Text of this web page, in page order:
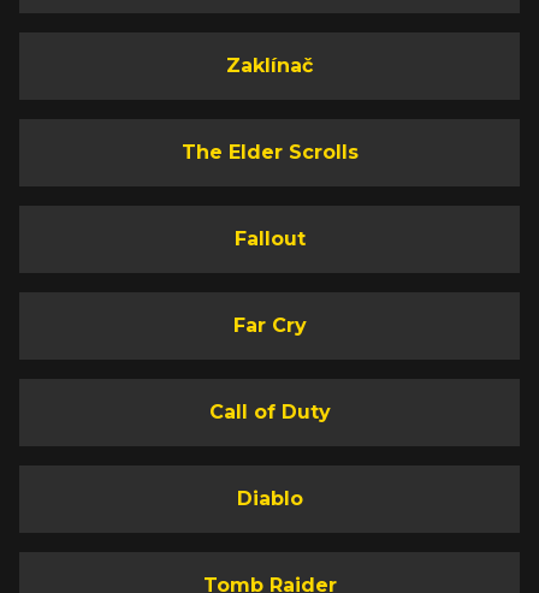
Zaklínač
The Elder Scrolls
Fallout
Far Cry
Call of Duty
Diablo
Tomb Raider